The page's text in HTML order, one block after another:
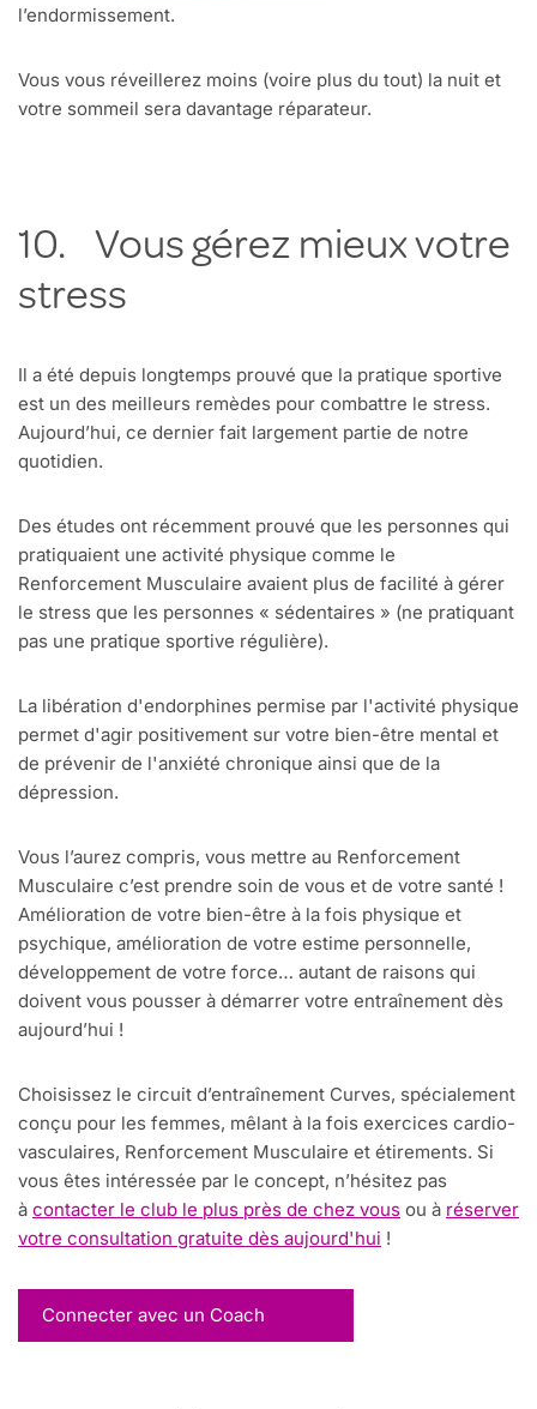
l’endormissement.
Vous vous réveillerez moins (voire plus du tout) la nuit et
votre sommeil sera davantage réparateur.
10. Vous gérez mieux votre
stress
Il a été depuis longtemps prouvé que la pratique sportive
est un des meilleurs remèdes pour combattre le stress.
Aujourd’hui, ce dernier fait largement partie de notre
quotidien.
Des études ont récemment prouvé que les personnes qui
pratiquaient une activité physique comme le
Renforcement Musculaire avaient plus de facilité à gérer
le stress que les personnes « sédentaires » (ne pratiquant
pas une pratique sportive régulière).
La libération d'endorphines permise par l'activité physique
permet d'agir positivement sur votre bien-être mental et
de prévenir de l'anxiété chronique ainsi que de la
dépression.
Vous l’aurez compris, vous mettre au Renforcement
Musculaire c’est prendre soin de vous et de votre santé !
Amélioration de votre bien-être à la fois physique et
psychique, amélioration de votre estime personnelle,
développement de votre force… autant de raisons qui
doivent vous pousser à démarrer votre entraînement dès
aujourd’hui !
Choisissez le circuit d’entraînement Curves, spécialement
conçu pour les femmes, mêlant à la fois exercices cardio-
vasculaires, Renforcement Musculaire et étirements. Si
vous êtes intéressée par le concept, n’hésitez pas
à contacter le club le plus près de chez vous ou à réserver
votre consultation gratuite dès aujourd'hui !
Connecter avec un Coach